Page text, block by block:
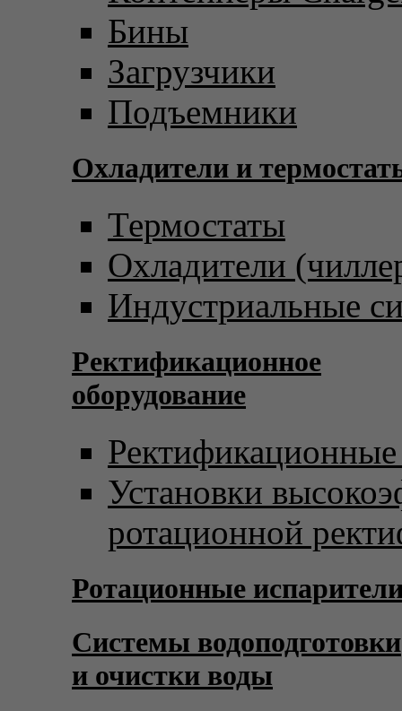
Бины
Загрузчики
Подъемники
Охладители и
Термостаты
Охладители
Индустриальные
Ректификационное
оборудование
Установки
ротационной
Ротационные
Системы водоподготовки
и очистки воды